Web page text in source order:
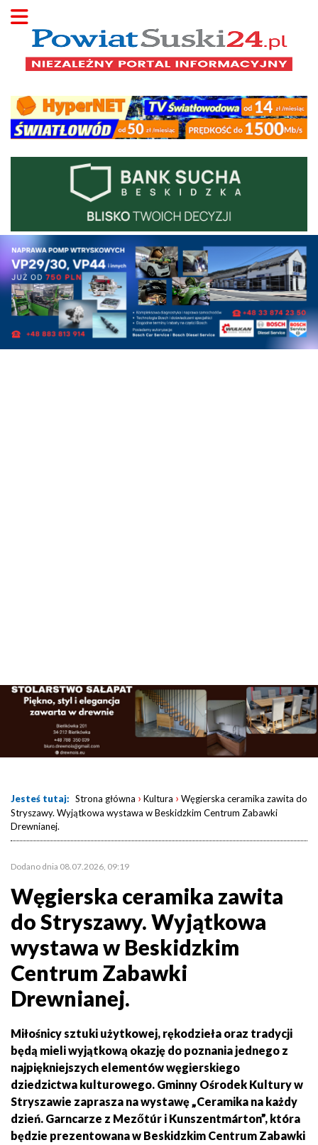
Jesteś tutaj: Strona główna › Kultura › Węgierska ceramika zawita do
Stryszawy. Wyjątkowa wystawa w Beskidzkim Centrum Zabawki
Drewnianej.
Dodano dnia 08.07.2026, 09:19
Węgierska ceramika zawita
do Stryszawy. Wyjątkowa
wystawa w Beskidzkim
Centrum Zabawki
Drewnianej.
Miłośnicy sztuki użytkowej, rękodzieła oraz tradycji
będą mieli wyjątkową okazję do poznania jednego z
najpiękniejszych elementów węgierskiego
dziedzictwa kulturowego. Gminny Ośrodek Kultury w
Stryszawie zaprasza na wystawę „Ceramika na każdy
dzień. Garncarze z Mezőtúr i Kunszentmárton”, która
będzie prezentowana w Beskidzkim Centrum Zabawki